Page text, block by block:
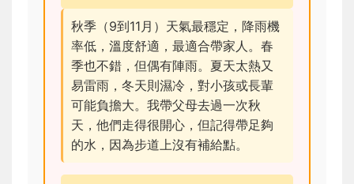
秋季（9到11月）天氣最穩定，降雨機
率低，溫度舒適，最適合帶家人。春
季也不錯，但偶有陣雨。夏天太熱又
易雷雨，冬天則濕冷，對小孩或長輩
可能負擔大。我帶父母去過一次秋
天，他們走得很開心，但記得帶足夠
的水，因為步道上沒有補給點。